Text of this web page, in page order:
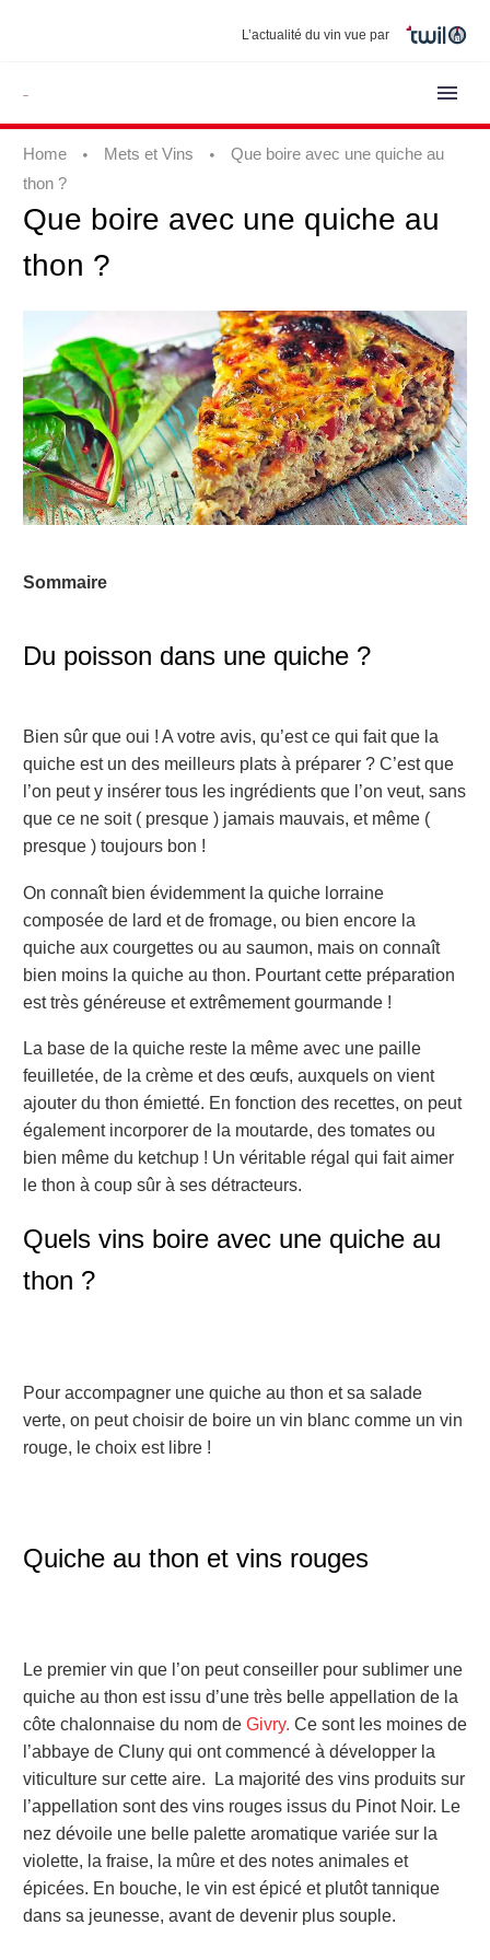
L’actualité du vin vue par
Home Mets et Vins
Que boire avec une quiche au
thon ?
Que boire avec une quiche au
thon ?
Sommaire
Du poisson dans une quiche ?
Bien sûr que oui ! A votre avis, qu’est ce qui fait que la
quiche est un des meilleurs plats à préparer ? C’est que
l’on peut y insérer tous les ingrédients que l’on veut, sans
que ce ne soit ( presque ) jamais mauvais, et même (
presque ) toujours bon !
On connaît bien évidemment la quiche lorraine
composée de lard et de fromage, ou bien encore la
quiche aux courgettes ou au saumon, mais on connaît
bien moins la quiche au thon. Pourtant cette préparation
est très généreuse et extrêmement gourmande !
La base de la quiche reste la même avec une paille
feuilletée, de la crème et des œufs, auxquels on vient
ajouter du thon émietté. En fonction des recettes, on peut
également incorporer de la moutarde, des tomates ou
bien même du ketchup ! Un véritable régal qui fait aimer
le thon à coup sûr à ses détracteurs.
Quels vins boire avec une quiche au
thon ?
Pour accompagner une quiche au thon et sa salade
verte, on peut choisir de boire un vin blanc comme un vin
rouge, le choix est libre !
Quiche au thon et vins rouges
Le premier vin que l’on peut conseiller pour sublimer une
quiche au thon est issu d’une très belle appellation de la
côte chalonnaise du nom de Givry. Ce sont les moines de
l’abbaye de Cluny qui ont commencé à développer la
viticulture sur cette aire. La majorité des vins produits sur
l’appellation sont des vins rouges issus du Pinot Noir. Le
nez dévoile une belle palette aromatique variée sur la
violette, la fraise, la mûre et des notes animales et
épicées. En bouche, le vin est épicé et plutôt tannique
dans sa jeunesse, avant de devenir plus souple.